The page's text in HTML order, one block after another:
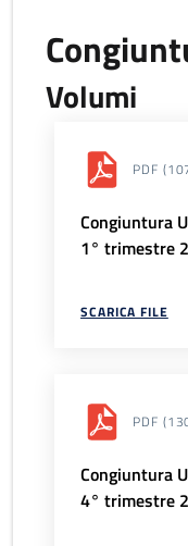
Volumi
PDF
Congiuntura
1° trimestre
SCARICA FILE
PDF
Congiuntura
4° trimestre